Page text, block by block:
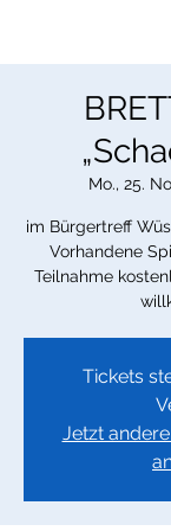
Mo., 25.
im Bürgertreff
Vorhandene
Teilnahme
Tickets
Jetzt